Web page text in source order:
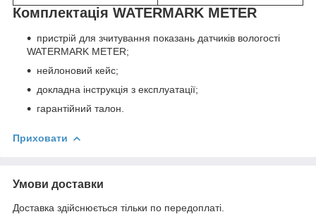
Комплектація WATERMARK METER
пристрій для зчитування показань датчиків вологості
WATERMARK METER;
нейлоновий кейс;
докладна інструкція з експлуатації;
гарантійний талон.
Приховати
Умови доставки
Доставка здійснюється тільки по передоплаті.